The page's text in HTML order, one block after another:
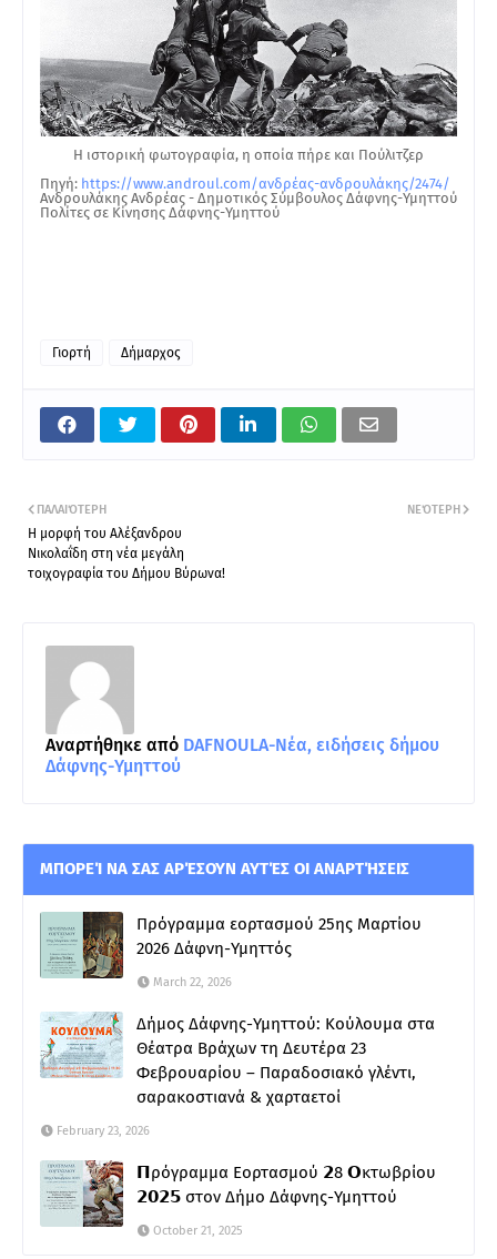
Η ιστορική φωτογραφία, η οποία πήρε και Πούλιτζερ
Πηγή: https://www.androul.com/ανδρέας-ανδρουλάκης/2474/
Ανδρουλάκης Ανδρέας - Δημοτικός Σύμβουλος Δάφνης-Υμηττού
Πολίτες σε Κίνησης Δάφνης-Υμηττού
Γιορτή Δήμαρχος
ΝΕΌΤΕΡΗ
ΠΑΛΑΙΌΤΕΡΗ
Η μορφή του Αλέξανδρου
Νικολαΐδη στη νέα μεγάλη
τοιχογραφία του Δήμου Βύρωνα!
Αναρτήθηκε από DAFNOULA-Νέα, ειδήσεις δήμου
Δάφνης-Υμηττού
ΜΠΟΡΕΊ ΝΑ ΣΑΣ ΑΡΈΣΟΥΝ ΑΥΤΈΣ ΟΙ ΑΝΑΡΤΉΣΕΙΣ
Πρόγραμμα εορτασμού 25ης Μαρτίου
2026 Δάφνη-Υμηττός
March 22, 2026
Δήμος Δάφνης-Υμηττού: Κούλουμα στα
Θέατρα Βράχων τη Δευτέρα 23
Φεβρουαρίου – Παραδοσιακό γλέντι,
σαρακοστιανά & χαρταετοί
February 23, 2026
𝝥ρόγραμμα Εορτασμού 𝟮8 𝝤κτωβρίου
𝟮𝟬𝟮𝟱 στον Δήμο Δάφνης-Υμηττού
October 21, 2025